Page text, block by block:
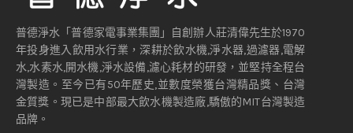
普德淨水「普德家電事業集團」自創辦人莊清偉先生於1970
年投身進入飲用水行業，深耕於飲水機,淨水器,過濾器,電解
水,水素水,開水機,淨水設備,濾心耗材的研發，並堅持全程台
灣製造。至今已有50年歷史,並數度榮獲台灣精品獎、台灣
金質獎。現已是中部最大飲水機製造廠,驕傲的MIT台灣製造
品牌。